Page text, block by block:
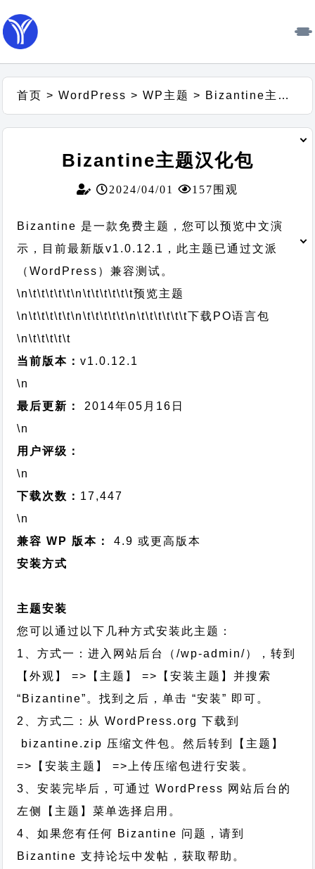
首页 >WordPress >WP主题 > Bizantine主题汉化包
Bizantine主题汉化包
2024/04/01 157围观
Bizantine 是一款免费主题，您可以预览中文演
示，目前最新版v1.0.12.1，此主题已通过文派
（WordPress）兼容测试。
\n\t\t\t\t\t\n\t\t\t\t\t\t预览主题
\n\t\t\t\t\t\n\t\t\t\t\t\n\t\t\t\t\t\t下载PO语言包
\n\t\t\t\t\t
当前版本：v1.0.12.1
\n
最后更新：
2014年05月16日
\n
用户评级：
\n
下载次数： 17,447
\n
兼容 WP 版本：
4.9 或更高版本
安装方式
主题安装
您可以通过以下几种方式安装此主题：
1、方式一：进入网站后台（/wp-admin/），转到
【外观】 =>【主题】 =>【安装主题】并搜索
“Bizantine”。找到之后，单击 “安装” 即可。
2、方式二：从 WordPress.org 下载到
bizantine.zip 压缩文件包。然后转到【主题】
=>【安装主题】 =>上传压缩包进行安装。
3、安装完毕后，可通过 WordPress 网站后台的
左侧【主题】菜单选择启用。
4、如果您有任何 Bizantine 问题，请到
Bizantine 支持论坛中发帖，获取帮助。